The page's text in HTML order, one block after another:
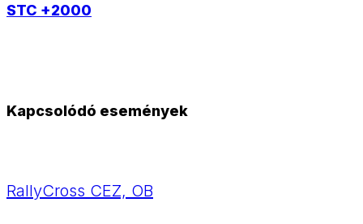
STC +2000
Kapcsolódó események
RallyCross CEZ, OB